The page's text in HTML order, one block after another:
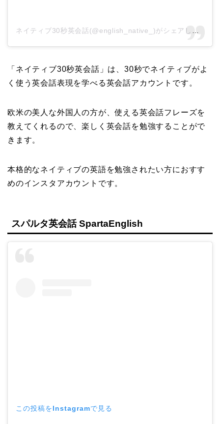
「ネイティブ30秒英会話」は、30秒でネイティブがよ
く使う英会話表現を学べる英会話アカウントです。
欧米の美人な外国人の方が、使える英会話フレーズを
教えてくれるので、楽しく英会話を勉強することがで
きます。
本格的なネイティブの英語を勉強されたい方におすす
めのインスタアカウントです。
スパルタ英会話 SpartaEnglish
この投稿をInstagramで見る